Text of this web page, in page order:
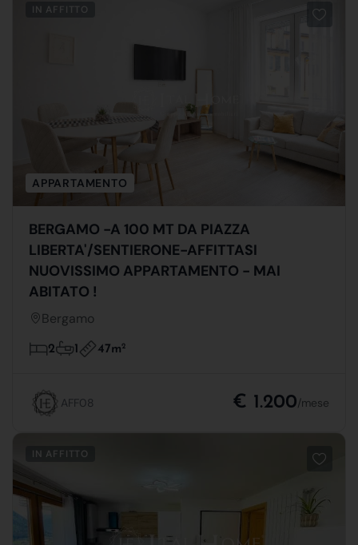
IN AFFITTO
APPARTAMENTO
BERGAMO -A 100 MT DA PIAZZA
LIBERTA'/SENTIERONE-AFFITTASI
NUOVISSIMO APPARTAMENTO - MAI
ABITATO !
Bergamo
2 1 47m2
AFF08 € 1.200/mese
IN AFFITTO